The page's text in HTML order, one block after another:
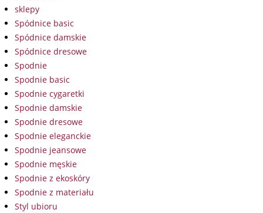
sklepy
Spódnice basic
Spódnice damskie
Spódnice dresowe
Spodnie
Spodnie basic
Spodnie cygaretki
Spodnie damskie
Spodnie dresowe
Spodnie eleganckie
Spodnie jeansowe
Spodnie męskie
Spodnie z ekoskóry
Spodnie z materiału
Styl ubioru